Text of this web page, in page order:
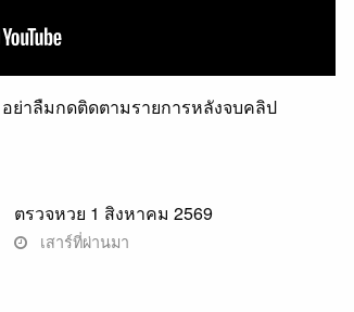
ย่าลืมกดติดตามรายการหลังจบคลิป
ตรวจหวย 1 สิงหาคม 2569
เสาร์ที่ผ่านมา